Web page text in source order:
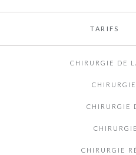
TARIFS
CHIRURGIE DE
CHIRURGIE
CHIRURGIE